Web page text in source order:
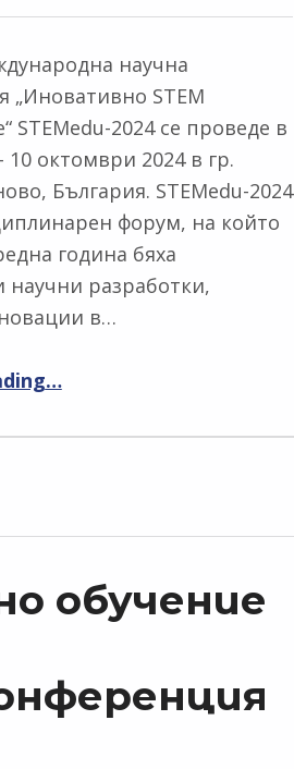
научна
„Иновативно STEM
STEMedu-2024 се проведе в
10 октомври 2024 в гр.
България. STEMedu-2024
форум, на който
година бяха
научни разработки,
в…
…
обучение